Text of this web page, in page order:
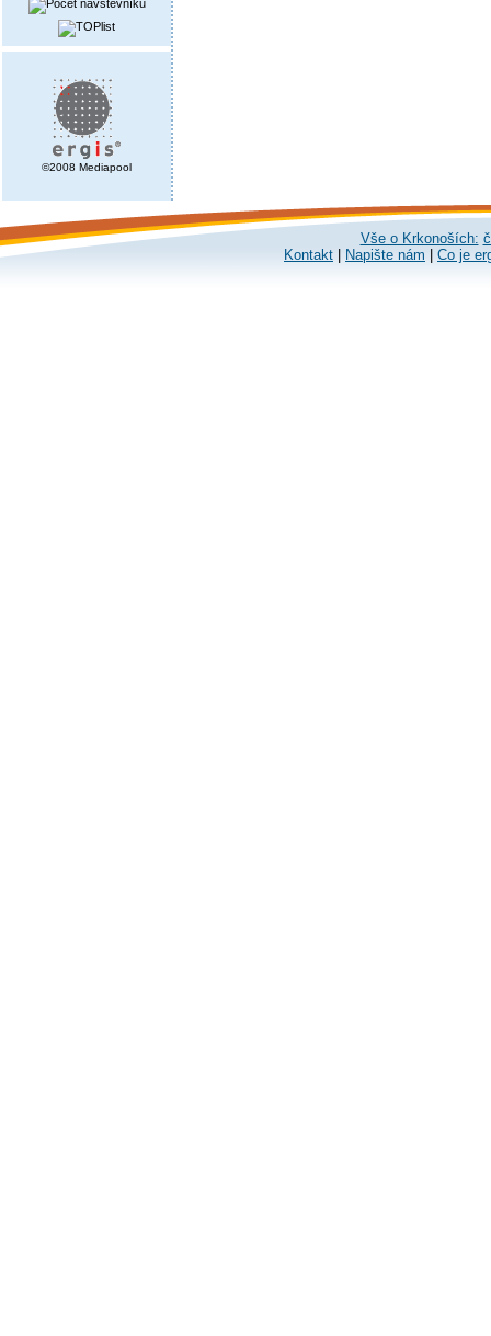
©2008 Mediapool
Vše o Krkonoších:
Kontakt
Napište nám Co je